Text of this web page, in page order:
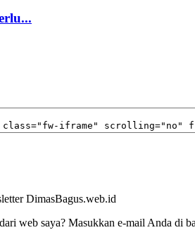
web saya? Masukkan e-mail Anda di